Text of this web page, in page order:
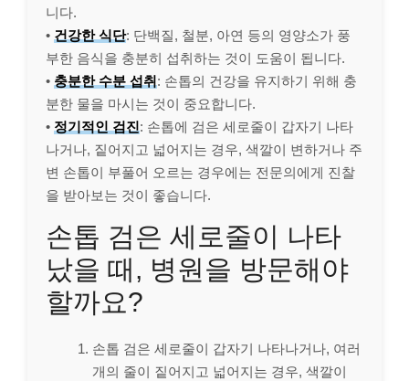
니다.
• 건강한 식단: 단백질, 철분, 아연 등의 영양소가 풍
부한 음식을 충분히 섭취하는 것이 도움이 됩니다.
• 충분한 수분 섭취: 손톱의 건강을 유지하기 위해 충
분한 물을 마시는 것이 중요합니다.
• 정기적인 검진: 손톱에 검은 세로줄이 갑자기 나타
나거나, 짙어지고 넓어지는 경우, 색깔이 변하거나 주
변 손톱이 부풀어 오르는 경우에는 전문의에게 진찰
을 받아보는 것이 좋습니다.
손톱 검은 세로줄이 나타
났을 때, 병원을 방문해야
할까요?
손톱 검은 세로줄이 갑자기 나타나거나, 여러
개의 줄이 짙어지고 넓어지는 경우, 색깔이